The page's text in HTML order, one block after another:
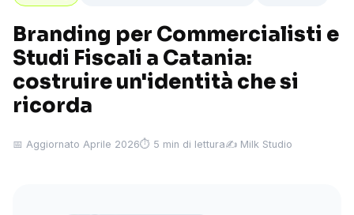
Branding per Commercialisti e
Studi Fiscali a Catania:
costruire un'identità che si
ricorda
📅 Aggiornato Aprile 2026⏱ 5 min di lettura✍️ Milk Studio